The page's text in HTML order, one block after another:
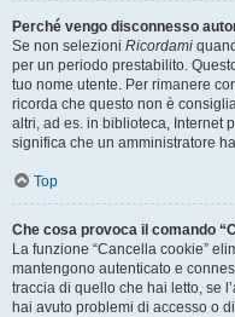
Perché vengo disconnesso
Se non selezioni Ricordami
per un periodo prestabilito.
tuo nome utente. Per rimanere
ricorda che questo non è
altri, ad es. in biblioteca, Internet
significa che un amministratore
Top
Che cosa provoca il comando
La funzione “Cancella cookie”
mantengono autenticato e
traccia di quello che hai letto, se
hai avuto problemi di accesso o